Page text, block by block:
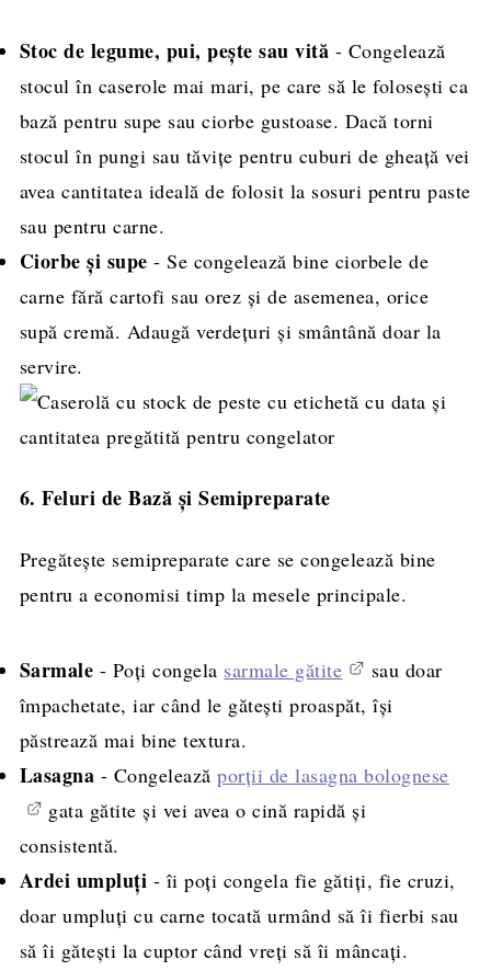
Stoc de legume, pui, pește sau vită - Congelează
stocul în caserole mai mari, pe care să le folosești ca
bază pentru supe sau ciorbe gustoase. Dacă torni
stocul în pungi sau tăvițe pentru cuburi de gheață vei
avea cantitatea ideală de folosit la sosuri pentru paste
sau pentru carne.
Ciorbe și supe- Se congelează bine ciorbele de
carne fără cartofi sau orez și de asemenea, orice
supă cremă. Adaugă verdețuri și smântână doar la
servire.
6. Feluri de Bază și Semipreparate
Pregătește semipreparate care se congelează bine
pentru a economisi timp la mesele principale.
Sarmale - Poți congela sarmale gătite
sau doar
împachetate, iar când le gătești proaspăt, își
păstrează mai bine textura.
Lasagna - Congeleazăporții de lasagna bolognese
gata gătite și vei avea o cină rapidă și
consistentă.
Ardei umpluți - îi poți congela fie gătiți, fie cruzi,
doar umpluți cu carne tocată urmând să îi fierbi sau
să îi gătești la cuptor când vreți să îi mâncați.